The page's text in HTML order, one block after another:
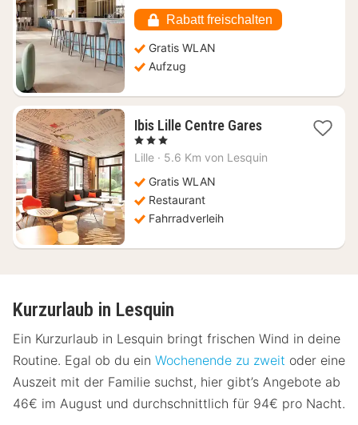
51,82
€
Rabatt freischalten
Gratis WLAN
Aufzug
Ibis Lille Centre Gares1
ab
, 3 Sterne
Lille · 5.6 Km von Lesquin
Gratis WLAN
Restaurant
Fahrradverleih
Kurzurlaub in Lesquin
Ein Kurzurlaub in Lesquin bringt frischen Wind in deine
Routine. Egal ob du ein Wochenende zu zweit oder eine
Auszeit mit der Familie suchst, hier gibt’s Angebote ab
46€ im August und durchschnittlich für 94€ pro Nacht.